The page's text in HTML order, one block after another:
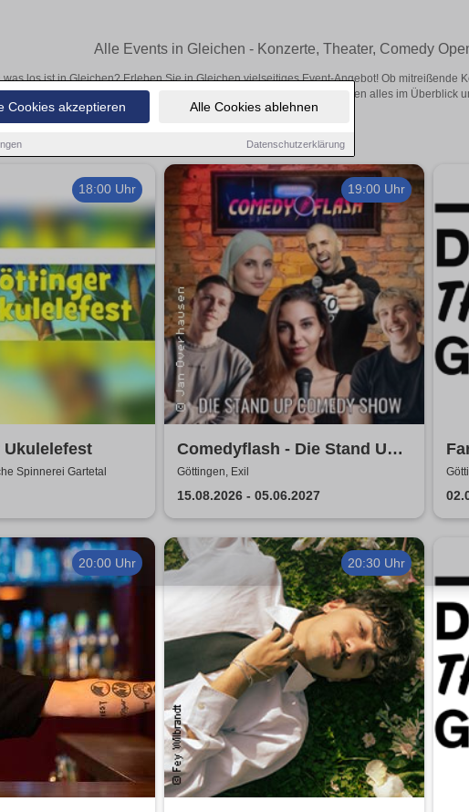
Cookies akzeptieren Alle Cookies ablehnen
Datenschutzerklärung
Alle Events in Gleichen - Konzerte, Theater, Comedy
los ist in Gleichen? Erleben Sie in Gleichen vielseitiges Event-Angebot! Ob mitreißende
oder aufregende Veranstaltungen in Gleichen – hier finden alles im Überblick
18:00 Uhr
Spinnerei Gartetal
19:00 Uhr
Comedyflash - Die Stand Up
Comedy Show in Göttingen
Göttingen, Exil
15.08.2026 - 05.06.2027
20:00 Uhr 20:30 Uhr